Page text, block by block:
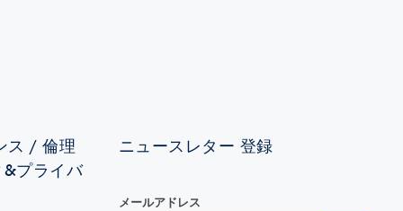
ス / 倫理
プライバ
ニュースレター 登録
メールアドレス